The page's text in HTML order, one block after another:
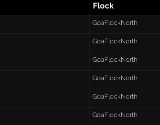
Flock
GoaFlockNorth
GoaFlockNorth
GoaFlockNorth
GoaFlockNorth
GoaFlockNorth
GoaFlockNorth